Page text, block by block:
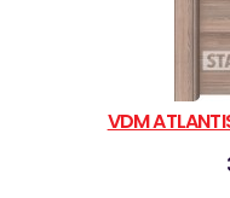
VDM